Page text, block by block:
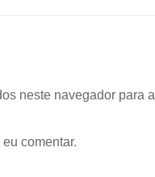
neste navegador para a
comentar.